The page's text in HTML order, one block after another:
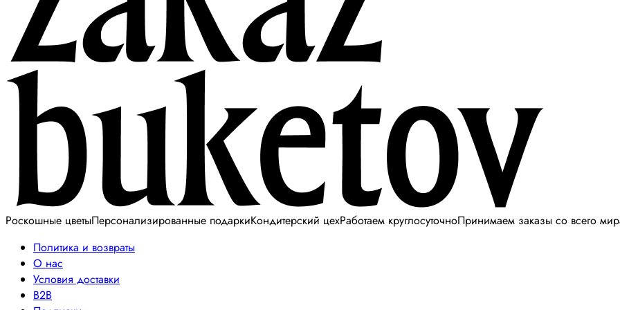
Роскошные цветыПерсонализированные подаркиКондитерский цехРаботаем круглосуточноПринимаем заказы со всего
Политика и возвраты
О нас
Условия доставки
B2B